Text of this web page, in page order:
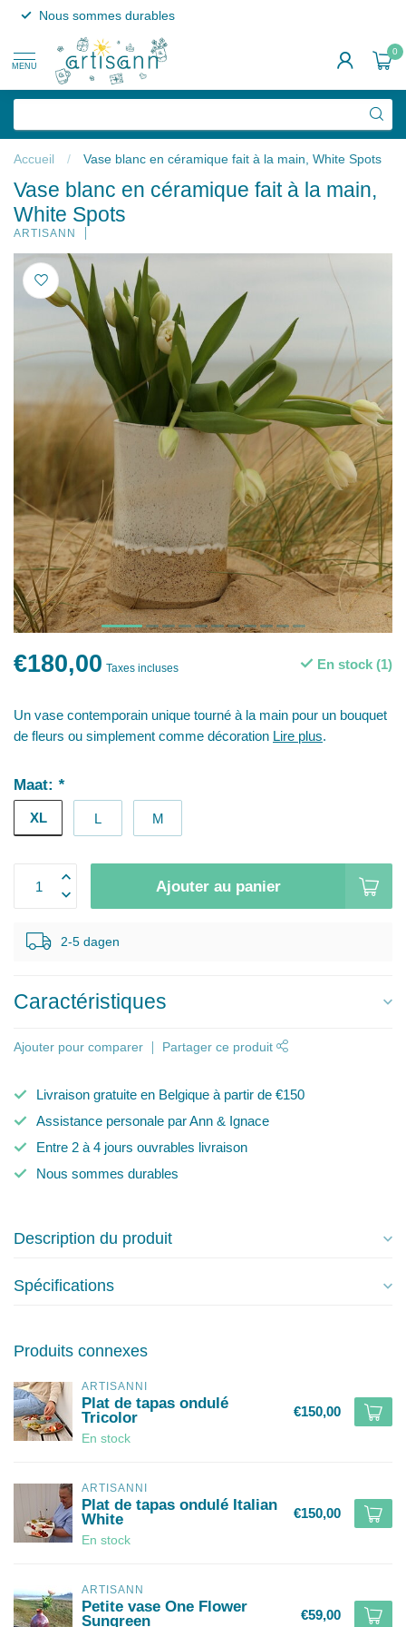
Nous sommes durables
MENU
0
Accueil / Vase blanc en céramique fait à la main, White Spots
Vase blanc en céramique fait à la main,
White Spots
ARTISANN
€180,00 Taxes incluses En stock (1)
Un vase contemporain unique tourné à la main pour un bouquet
de fleurs ou simplement comme décoration Lire plus.
Maat: *
XL L M
Ajouter au panier
2-5 dagen
Caractéristiques
Ajouter pour comparer Partager ce produit
Livraison gratuite en Belgique à partir de €150
Assistance personale par Ann & Ignace
Entre 2 à 4 jours ouvrables livraison
Nous sommes durables
Description du produit
Spécifications
Produits connexes
ARTISANNI
Plat de tapas ondulé
Tricolor
En stock
€150,00
ARTISANNI
Plat de tapas ondulé Italian
White
En stock
€150,00
ARTISANN
Petite vase One Flower
Sungreen
€59,00